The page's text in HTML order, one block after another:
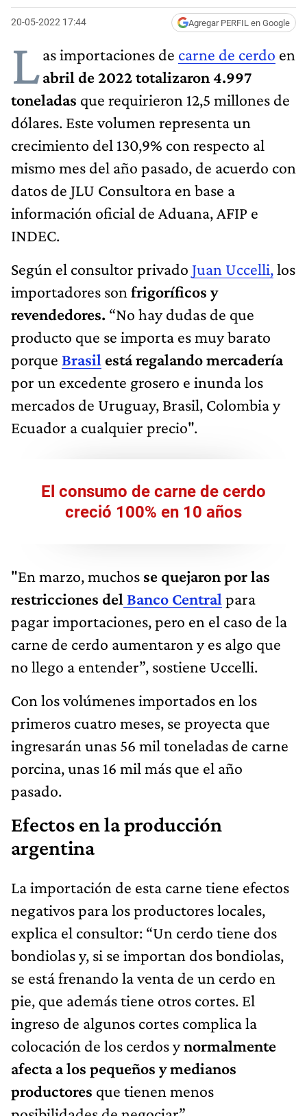
20-05-2022 17:44 Agregar PERFIL en Google
Las importaciones de carne de cerdo en
abril de 2022 totalizaron 4.997
toneladas que requirieron 12,5 millones de
dólares. Este volumen representa un
crecimiento del 130,9% con respecto al
mismo mes del año pasado, de acuerdo con
datos de JLU Consultora en base a
información oficial de Aduana, AFIP e
INDEC.
Según el consultor privado Juan Uccelli,los
importadores son frigoríficos y
revendedores. “No hay dudas de que
producto que se importa es muy barato
porque Brasil está regalando mercadería
por un excedente grosero e inunda los
mercados de Uruguay, Brasil, Colombia y
Ecuador a cualquier precio".
El consumo de carne de cerdo
creció 100% en 10 años
"En marzo, muchos se quejaron por las
restricciones del Banco Central para
pagar importaciones, pero en el caso de la
carne de cerdo aumentaron y es algo que
no llego a entender”, sostiene Uccelli.
Con los volúmenes importados en los
primeros cuatro meses, se proyecta que
ingresarán unas 56 mil toneladas de carne
porcina, unas 16 mil más que el año
pasado.
Efectos en la producción
argentina
La importación de esta carne tiene efectos
negativos para los productores locales,
explica el consultor: “Un cerdo tiene dos
bondiolas y, si se importan dos bondiolas,
se está frenando la venta de un cerdo en
pie, que además tiene otros cortes. El
ingreso de algunos cortes complica la
colocación de los cerdos ynormalmente
afecta a los pequeños y medianos
productores que tienen menos